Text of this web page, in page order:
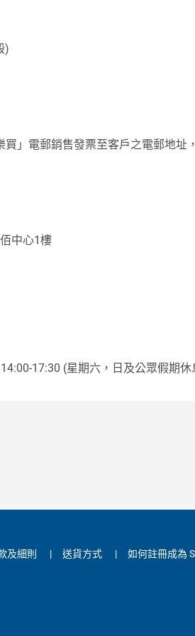
)
」電郵銷售發票至客戶之電郵地址
中心1樓
17:30 (星期六，日及公眾假期休
及細則 | 送貨方式 |
如何註冊成為